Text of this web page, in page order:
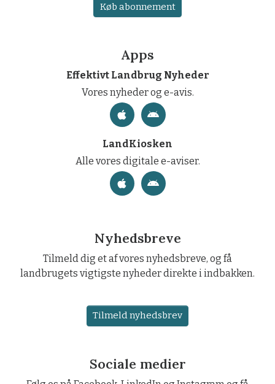
Køb abonnement
Apps
Effektivt Landbrug Nyheder
Vores nyheder og e-avis.
LandKiosken
Alle vores digitale e-aviser.
Nyhedsbreve
Tilmeld dig et af vores nyhedsbreve, og få
landbrugets vigtigste nyheder direkte i indbakken.
Tilmeld nyhedsbrev
Sociale medier